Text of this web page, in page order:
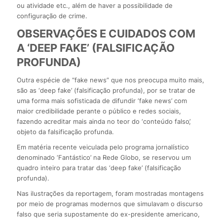
ou atividade etc., além de haver a possibilidade de
configuração de crime.
OBSERVAÇÕES E CUIDADOS COM
A ‘DEEP FAKE’ (FALSIFICAÇÃO
PROFUNDA)
Outra espécie de “fake news” que nos preocupa muito mais,
são as ‘deep fake’ (falsificação profunda), por se tratar de
uma forma mais sofisticada de difundir ‘fake news’ com
maior credibilidade perante o público e redes sociais,
fazendo acreditar mais ainda no teor do ‘conteúdo falso’,
objeto da falsificação profunda.
Em matéria recente veiculada pelo programa jornalístico
denominado ‘Fantástico’ na Rede Globo, se reservou um
quadro inteiro para tratar das ‘deep fake’ (falsificação
profunda).
Nas ilustrações da reportagem, foram mostradas montagens
por meio de programas modernos que simulavam o discurso
falso que seria supostamente do ex-presidente americano,